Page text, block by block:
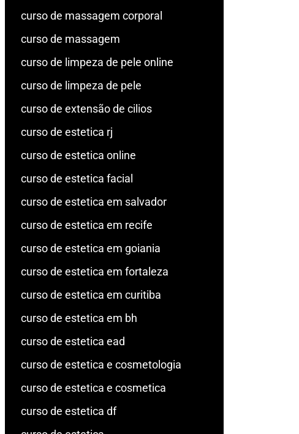
curso de massagem corporal
curso de massagem
curso de limpeza de pele online
curso de limpeza de pele
curso de extensão de cilios
curso de estetica rj
curso de estetica online
curso de estetica facial
curso de estetica em salvador
curso de estetica em recife
curso de estetica em goiania
curso de estetica em fortaleza
curso de estetica em curitiba
curso de estetica em bh
curso de estetica ead
curso de estetica e cosmetologia
curso de estetica e cosmetica
curso de estetica df